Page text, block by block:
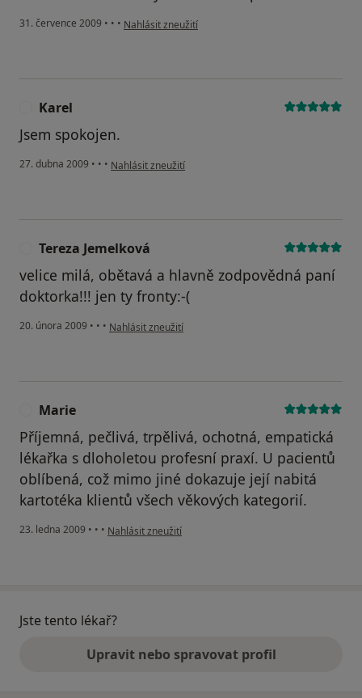
31. července 2009 • • • podle názoru uživatele Váš účet byl odstraněn
Nahlásit zneužití
Karel
Jsem spokojen.
27. dubna 2009 • • • podle názoru uživatele Karel
Nahlásit zneužití
Tereza Jemelková
velice milá, obětavá a hlavně zodpovědná paní
doktorka!!! jen ty fronty:-(
20. února 2009 • • • podle názoru uživatele Tereza Jemelková
Nahlásit zneužití
Marie
Příjemná, pečlivá, trpělivá, ochotná, empatická
lékařka s dloholetou profesní praxí. U pacientů
oblíbená, což mimo jiné dokazuje její nabitá
kartotéka klientů všech věkových kategorií.
23. ledna 2009 • • • podle názoru uživatele Marie
Nahlásit zneužití
Jste tento lékař?
Upravit nebo spravovat profil